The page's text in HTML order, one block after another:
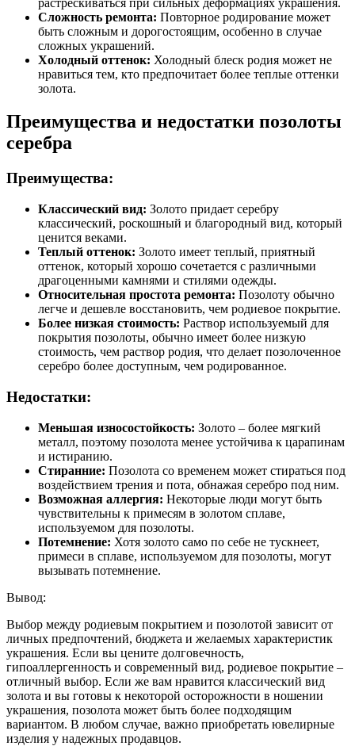
Сложность ремонта: Повторное родирование может
быть сложным и дорогостоящим, особенно в случае
сложных украшений.
Холодный оттенок: Холодный блеск родия может не
нравиться тем, кто предпочитает более теплые оттенки
золота.
Преимущества и недостатки позолоты
серебра
Преимущества:
Классический вид: Золото придает серебру
классический, роскошный и благородный вид, который
ценится веками.
Теплый оттенок: Золото имеет теплый, приятный
оттенок, который хорошо сочетается с различными
драгоценными камнями и стилями одежды.
Относительная простота ремонта: Позолоту обычно
легче и дешевле восстановить, чем родиевое покрытие.
Более низкая стоимость: Раствор используемый для
покрытия позолоты, обычно имеет более низкую
стоимость, чем раствор родия, что делает позолоченное
серебро более доступным, чем родированное.
Недостатки:
Меньшая износостойкость: Золото – более мягкий
металл, поэтому позолота менее устойчива к царапинам
и истиранию.
Стиранние: Позолота со временем может стираться под
воздействием трения и пота, обнажая серебро под ним.
Возможная аллергия: Некоторые люди могут быть
чувствительны к примесям в золотом сплаве,
используемом для позолоты.
Потемнение: Хотя золото само по себе не тускнеет,
примеси в сплаве, используемом для позолоты, могут
вызывать потемнение.
Вывод:
Выбор между родиевым покрытием и позолотой зависит от
личных предпочтений, бюджета и желаемых характеристик
украшения. Если вы цените долговечность,
гипоаллергенность и современный вид, родиевое покрытие –
отличный выбор. Если же вам нравится классический вид
золота и вы готовы к некоторой осторожности в ношении
украшения, позолота может быть более подходящим
вариантом. В любом случае, важно приобретать ювелирные
изделия у надежных продавцов.